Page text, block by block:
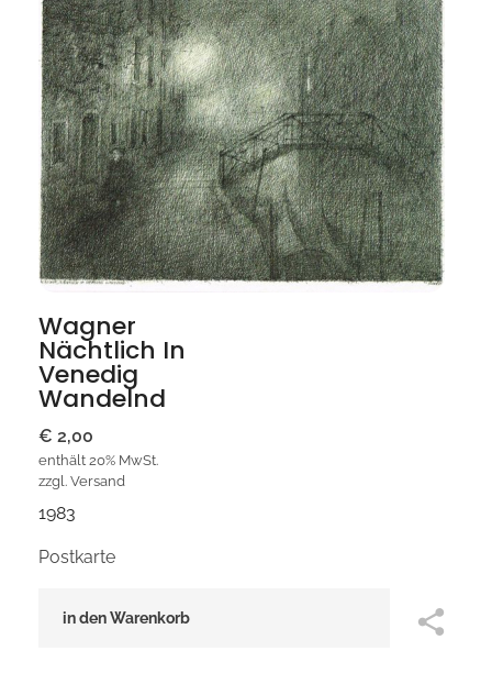
Wagner
Nächtlich In
Venedig
Wandelnd
€ 2,00
enthält 20% MwSt.
zzgl. Versand
1983
Postkarte
in den Warenkorb